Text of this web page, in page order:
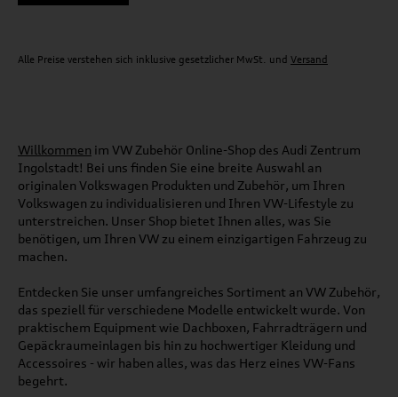
Alle Preise verstehen sich inklusive gesetzlicher MwSt. und Versand
Willkommen im VW Zubehör Online-Shop des Audi Zentrum
Ingolstadt! Bei uns finden Sie eine breite Auswahl an
originalen Volkswagen Produkten und Zubehör, um Ihren
Volkswagen zu individualisieren und Ihren VW-Lifestyle zu
unterstreichen. Unser Shop bietet Ihnen alles, was Sie
benötigen, um Ihren VW zu einem einzigartigen Fahrzeug zu
machen.
Entdecken Sie unser umfangreiches Sortiment an VW Zubehör,
das speziell für verschiedene Modelle entwickelt wurde. Von
praktischem Equipment wie Dachboxen, Fahrradträgern und
Gepäckraumeinlagen bis hin zu hochwertiger Kleidung und
Accessoires - wir haben alles, was das Herz eines VW-Fans
begehrt.